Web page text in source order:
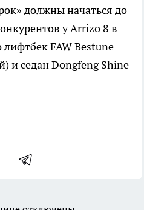
должны начаться до
у Arrizo 8 в
FAW Bestune
и седан Dongfeng Shine